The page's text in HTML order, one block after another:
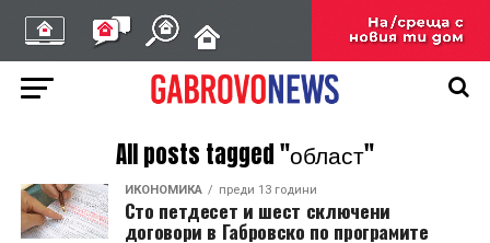
All posts tagged "област"
ИКОНОМИКА преди 13 години
Сто петдесет и шест сключени
договори в Габровско по програмите